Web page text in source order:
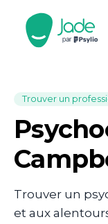
Trouver un
Trouver un
et aux